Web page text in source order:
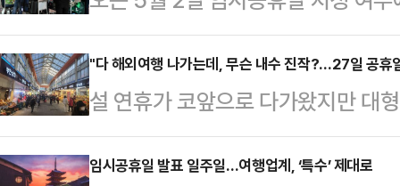
긴 하지”, “5월 3~6일 이미 나흘
놀고 일할 사람은 일한다”, “1일에
대체공휴일이야?”, “나이스” 등의
5일 어린이날이 부처님오신날과
일까지 이어지는 황금연휴가 예정
일이 임시공휴일로 추가 지정되면
는 지난 설 연휴에 임시공휴일을 지
방식의 결정을 기대하고 있다. 설
"다 해외여행 나가는데, 무슨 내수 진작?…27일 공
설 연휴가 코앞으로 다가왔지만 대
사라졌다고 하소연하고 있다. 장을
지갑을 열지 못하고 있기 때문이다
임시공휴일 발표 일주일…여행업계, ‘특수’ 제대로